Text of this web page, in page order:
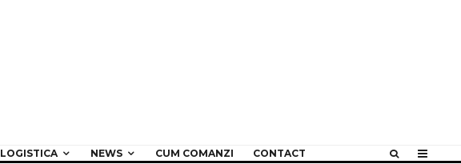
LOGISTICA NEWS CUM COMANZI CONTACT